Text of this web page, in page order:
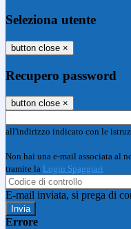
Seleziona utente
button close ×
Recupero password
button close ×
all'indirizzo indicato con le
Non hai una e-mail associata al
tramite la Login Spaggiari
E-mail inviata, si prega di
Errore